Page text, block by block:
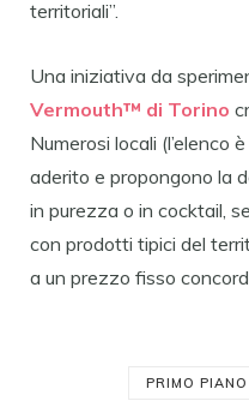
territoriali”.
Una iniziativa da
Vermouth™ di Torino
Numerosi locali (l’elenco
aderito e propongono la
in purezza o in cocktail,
con prodotti tipici del
a un prezzo fisso
PRIMO PIANO